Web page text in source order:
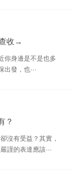
收→
你身邊是不是也多
發，也···
？
沒有受益？其實，
謹的表達應該···